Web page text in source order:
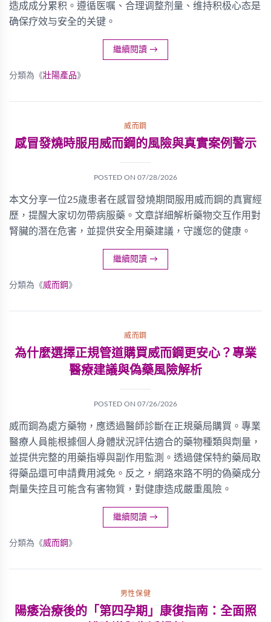
造成成分累积。遵循医嘱、合理调整剂量、维持积极心态是
确保疗效与安全的关键。
繼續閱讀 →
分類為《壯陽產品》
威而鋼
感冒發燒時服用威而鋼的風險與真實案例警示
POSTED ON 07/28/2026
本文分享一位25歲患者在感冒發燒期間服用威而鋼的真實經
歷，提醒大家切勿帶病服藥。文章詳細解析藥物交互作用對
腎臟的潛在危害，並提供安全用藥建議，守護您的健康。
繼續閱讀 →
分類為《威而鋼 》
威而鋼
為什麼選擇正規管道購買威而鋼更安心？專業
醫療建議與偽藥風險解析
POSTED ON 07/26/2026
威而鋼為處方藥物，應透過醫師診斷在正規藥局購買。專業
醫療人員能根據個人身體狀況評估適合的藥物種類與劑量，
並提供完整的用藥指導與副作用監測。透過健保特約藥局取
得藥品還可申請費用減免。反之，網路來路不明的偽藥成分
劑量失控且可能含有害物質，對健康造成嚴重風險。
繼續閱讀 →
分類為《威而鋼 》
男性保健
陽痿治療後的「第四孕期」康復指南：全面照